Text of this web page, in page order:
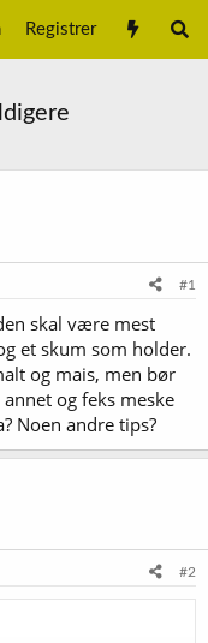
Registrer
#1
skal være mest
et skum som holder.
og mais, men bør
og feks meske
Noen andre tips?
#2